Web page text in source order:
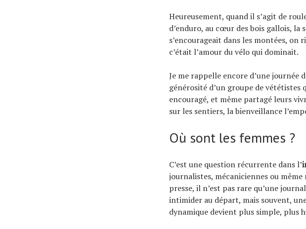
Heureusement, quand il s’agit de
d’enduro, au cœur des bois gallois,
s’encourageait dans les montées,
c’était l’amour du vélo qui dominait.
Je me rappelle encore d’une journée
générosité d’un groupe de vététistes
encouragé, et même partagé leurs
sur les sentiers, la bienveillance
Où sont les femmes ?
C’est une question récurrente dans l’
journalistes, mécaniciennes ou même
presse, il n’est pas rare qu’une
intimider au départ, mais souvent,
dynamique devient plus simple, plus